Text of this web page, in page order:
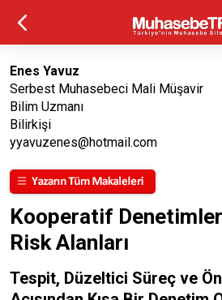
Enes Yavuz
Serbest Muhasebeci Mali Müşavir
Bilim Uzmanı
Bilirkişi
yyavuzenes@hotmail.com
Kooperatif
Risk Alanları
Tespit, Düzeltici Süreç ve